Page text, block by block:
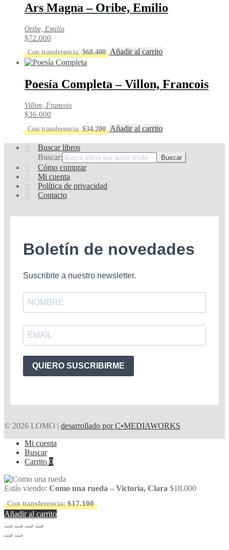
Ars Magna – Oribe, Emilio
Oribe, Emilio
$72.000
Con transferencia:$68.400 Añadir al carrito
Poesía Completa – Villon, Francois
Villon, Francois
$36.000
Con transferencia:$34.200 Añadir al carrito
Buscar libros
Buscar:
Cómo comprar
Mi cuenta
Política de privacidad
Contacto
Boletín de novedades
Suscribite a nuestro newsletter.
QUIERO SUSCRIBIRME
© 2026 LOMO | desarrollado por C•MEDIAWORKS
Mi cuenta
Buscar
Carrito 0
Estás viendo: Como una rueda – Victoria, Clara $18.000
Con transferencia:$17.100
Añadir al carrito